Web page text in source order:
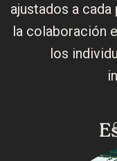
ajustados a
la colaboración
los